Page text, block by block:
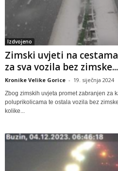
Izdvojeno
Zimski uvjeti na
za sva vozila bez zimske...
Kronike Velike Gorice - 19. siječnja 2024
Zbog zimskih uvjeta promet zabranjen za
poluprikolicama te ostala vozila bez
kolike...